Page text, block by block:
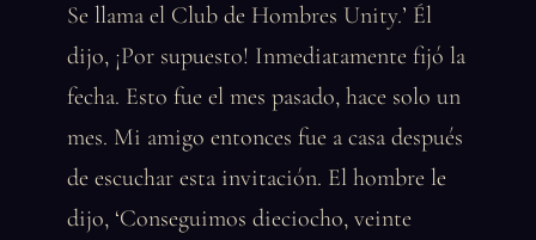
Se llama el Club de Hombres Unity.’ Él
dijo, ¡Por supuesto! Inmediatamente fijó la
fecha. Esto fue el mes pasado, hace solo un
mes. Mi amigo entonces fue a casa después
de escuchar esta invitación. El hombre le
dijo, ‘Conseguimos dieciocho, veinte